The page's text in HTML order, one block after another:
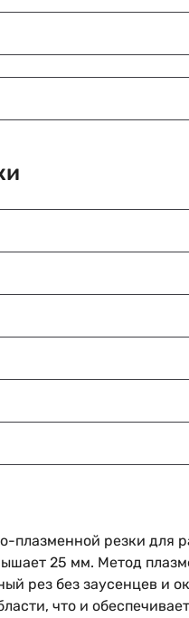
плазменной резки для
25 мм. Метод
рез без заусенцев и
что и